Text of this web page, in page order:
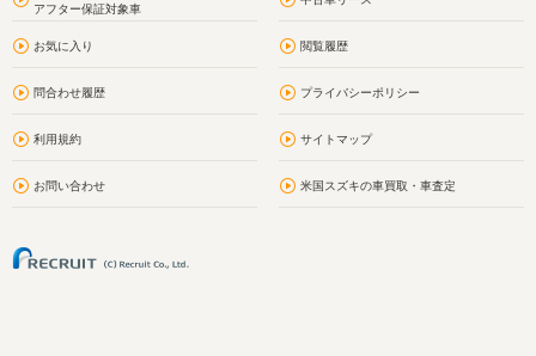
アフター保証対象車
お気に入り 閲覧履歴
問合わせ履歴 プライバシーポリシー
利用規約 サイトマップ
お問い合わせ 米国スズキの車買取・車査定